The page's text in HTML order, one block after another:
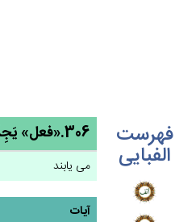
فهرست
الفبایی
306.«فعل» يَجِدُوا [1] ← وجد
می یابند
آیات